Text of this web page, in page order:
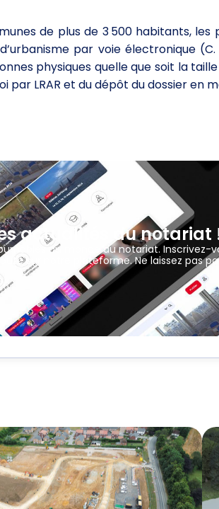
de plus de 3 500 habitants, les
par voie électronique
physiques quelle que soit la
LRAR et du dépôt du dossier en
actualités du notariat
du monde du notariat. Inscrivez-
sur notre plateforme. Ne laissez pas